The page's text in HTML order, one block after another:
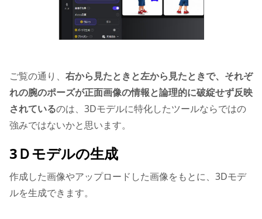
ご覧の通り、 右から見たときと左から見たときで、それぞ
れの腕のポーズが正面画像の情報と論理的に破綻せず反映
されているのは、3Dモデルに特化したツールならではの
強みではないかと思います。
3Ｄモデルの生成
作成した画像やアップロードした画像をもとに、3Dモデ
ルを生成できます。